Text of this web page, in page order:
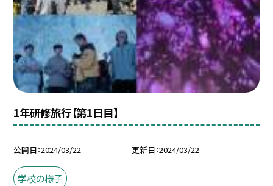
1年研修旅行【第1日目】
公開日 2024/03/22 更新日 2024/03/22
学校の様子